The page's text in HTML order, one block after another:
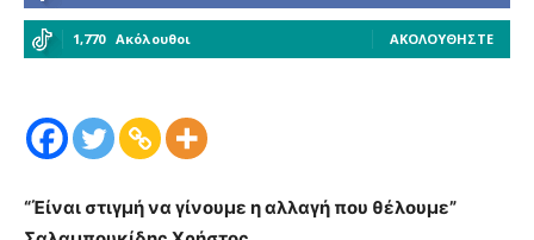
1,770 Ακόλουθοι ΑΚΟΛΟΥΘΉΣΤΕ
“Έίναι στιγμή να γίνουμε η αλλαγή που θέλουμε”